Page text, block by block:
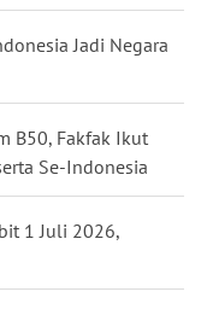
Jadi Negara
B50, Fakfak Ikut
Se-Indonesia
1 Juli 2026,